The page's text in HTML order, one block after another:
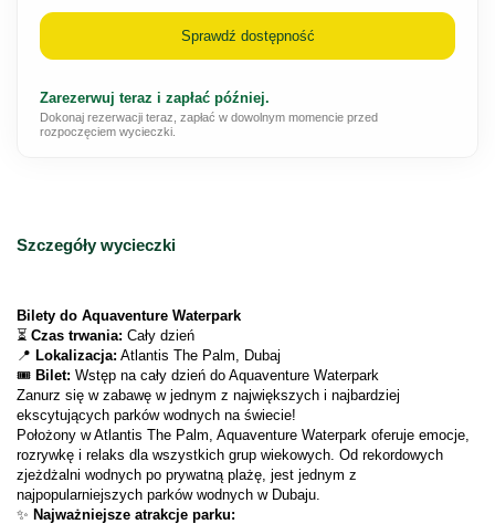
Szczegóły wycieczki
Bilety do Aquaventure Waterpark
⏳ Czas trwania: Cały dzień
📍 Lokalizacja: Atlantis The Palm, Dubaj
🎟 Bilet: Wstęp na cały dzień do Aquaventure Waterpark
Zanurz się w zabawę w jednym z największych i najbardziej
ekscytujących parków wodnych na świecie!
Położony w Atlantis The Palm, Aquaventure Waterpark oferuje emocje,
rozrywkę i relaks dla wszystkich grup wiekowych. Od rekordowych
zjeżdżalni wodnych po prywatną plażę, jest jednym z
najpopularniejszych parków wodnych w Dubaju.
✨ Najważniejsze atrakcje parku:
Sprawdź dostępność
Zarezerwuj teraz i zapłać później.
Dokonaj rezerwacji teraz, zapłać w dowolnym momencie przed
rozpoczęciem wycieczki.